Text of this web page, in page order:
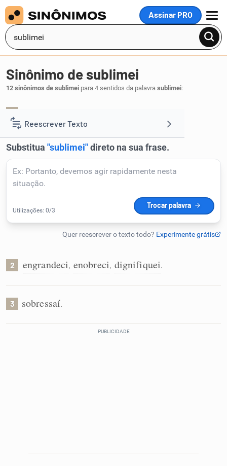
Assinar PRO
MENU
Reescrever Texto
Resumir Texto
Corrigir Texto
Detector de IA
Humanizador de IA
Conexões
Sinônimo de sublimei
12 sinônimos de sublimei para 4 sentidos da palavra sublimei:
2 engrandeci, enobreci, dignifiquei.
3 sobressaí.